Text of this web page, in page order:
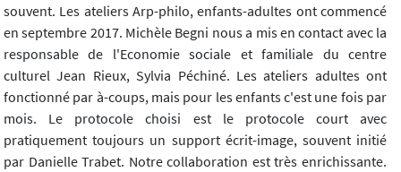
souvent. Les ateliers Arp-philo, enfants-adultes ont commencé
en septembre 2017. Michèle Begni nous a mis en contact avec la
responsable de l'Economie sociale et familiale du centre
culturel Jean Rieux, Sylvia Péchiné. Les ateliers adultes ont
fonctionné par à-coups, mais pour les enfants c'est une fois par
mois. Le protocole choisi est le protocole court avec
pratiquement toujours un support écrit-image, souvent initié
par Danielle Trabet. Notre collaboration est très enrichissante.